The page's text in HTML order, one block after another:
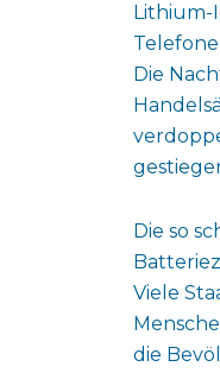
Lithium-
Die
Die so
Viele
die